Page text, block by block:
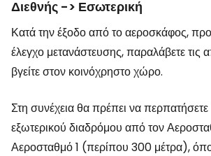
Διεθνής -> Εσωτερική
Κατά την έξοδο από το αεροσκάφος,
έλεγχο μετανάστευσης, παραλάβετε τις
βγείτε στον κοινόχρηστο χώρο.
Στη συνέχεια θα πρέπει να
εξωτερικού διαδρόμου από τον
Αεροσταθμό 1 (περίπου 300 μέτρα),